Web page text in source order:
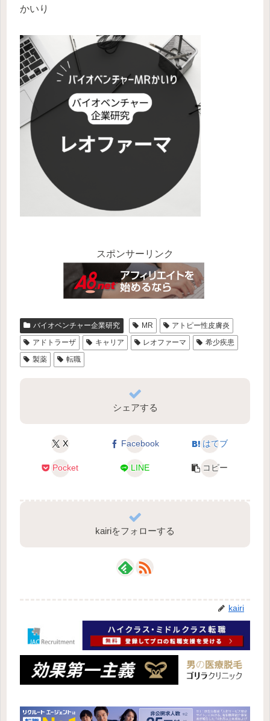
かいり
スポンサーリンク
バイオベンチャー企業研究 MR
アトピー性皮膚炎
アドトラーザ
キャリア レオファーマ
希少疾患
製薬
転職
シェアする
X Facebook はてブ
Pocket LINE コピー
kairiをフォローする
kairi